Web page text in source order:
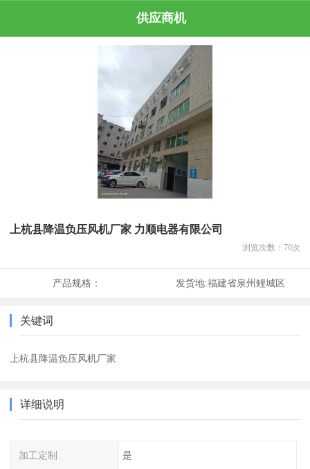
供应商机
上杭县降温负压风机厂家 力顺电器有限公司
浏览次数： 70次
产品规格： 发货地:福建省泉州鲤城区
关键词
上杭县降温负压风机厂家
详细说明
加工定制 是